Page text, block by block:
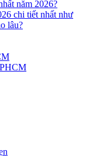
năm 2026?
chi tiết nhất như
lâu?